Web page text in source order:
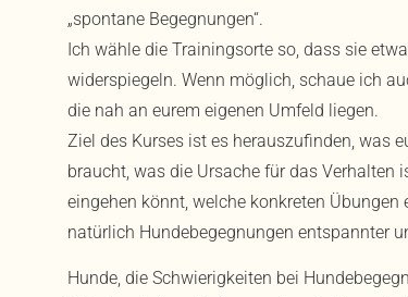
„spontane Begegnungen“.
Ich wähle die Trainingsorte so, dass sie
widerspiegeln. Wenn möglich, schaue ich
die nah an eurem eigenen Umfeld liegen.
Ziel des Kurses ist es herauszufinden, was
braucht, was die Ursache für das Verhalten
eingehen könnt, welche konkreten
natürlich Hundebegegnungen entspannter
Hunde, die Schwierigkeiten bei